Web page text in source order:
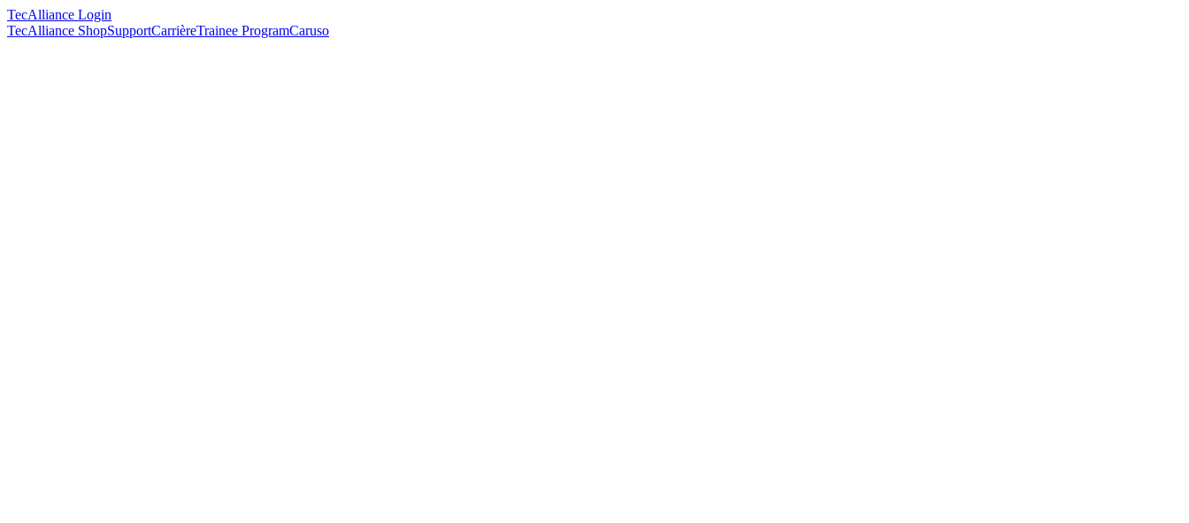
TecAlliance Login
TecAlliance ShopSupportCarrièreTrainee ProgramCaruso